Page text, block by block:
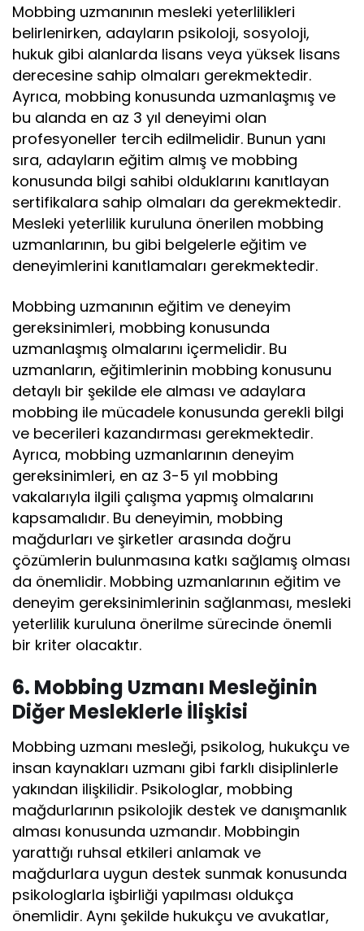
Mobbing uzmanının mesleki yeterlilikleri
belirlenirken, adayların psikoloji, sosyoloji,
hukuk gibi alanlarda lisans veya yüksek lisans
derecesine sahip olmaları gerekmektedir.
Ayrıca, mobbing konusunda uzmanlaşmış ve
bu alanda en az 3 yıl deneyimi olan
profesyoneller tercih edilmelidir. Bunun yanı
sıra, adayların eğitim almış ve mobbing
konusunda bilgi sahibi olduklarını kanıtlayan
sertifikalara sahip olmaları da gerekmektedir.
Mesleki yeterlilik kuruluna önerilen mobbing
uzmanlarının, bu gibi belgelerle eğitim ve
deneyimlerini kanıtlamaları gerekmektedir.
Mobbing uzmanının eğitim ve deneyim
gereksinimleri, mobbing konusunda
uzmanlaşmış olmalarını içermelidir. Bu
uzmanların, eğitimlerinin mobbing konusunu
detaylı bir şekilde ele alması ve adaylara
mobbing ile mücadele konusunda gerekli bilgi
ve becerileri kazandırması gerekmektedir.
Ayrıca, mobbing uzmanlarının deneyim
gereksinimleri, en az 3-5 yıl mobbing
vakalarıyla ilgili çalışma yapmış olmalarını
kapsamalıdır. Bu deneyimin, mobbing
mağdurları ve şirketler arasında doğru
çözümlerin bulunmasına katkı sağlamış olması
da önemlidir. Mobbing uzmanlarının eğitim ve
deneyim gereksinimlerinin sağlanması, mesleki
yeterlilik kuruluna önerilme sürecinde önemli
bir kriter olacaktır.
6. Mobbing Uzmanı Mesleğinin
Diğer Mesleklerle İlişkisi
Mobbing uzmanı mesleği, psikolog, hukukçu ve
insan kaynakları uzmanı gibi farklı disiplinlerle
yakından ilişkilidir. Psikologlar, mobbing
mağdurlarının psikolojik destek ve danışmanlık
alması konusunda uzmandır. Mobbingin
yarattığı ruhsal etkileri anlamak ve
mağdurlara uygun destek sunmak konusunda
psikologlarla işbirliği yapılması oldukça
önemlidir. Aynı şekilde hukukçu ve avukatlar,